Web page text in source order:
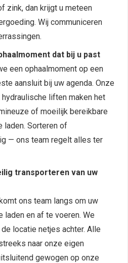
zink, dan krijgt u meteen
Wij communiceren
dat bij u past
een ophaalmoment op een
aansluit bij uw agenda. Onze
liften maken het
of moeilijk bereikbare
laden. Sorteren of
— ons team regelt alles ter
transporteren van uw
ons team langs om uw
en af te voeren. We
locatie netjes achter. Alle
naar onze eigen
gewogen op onze